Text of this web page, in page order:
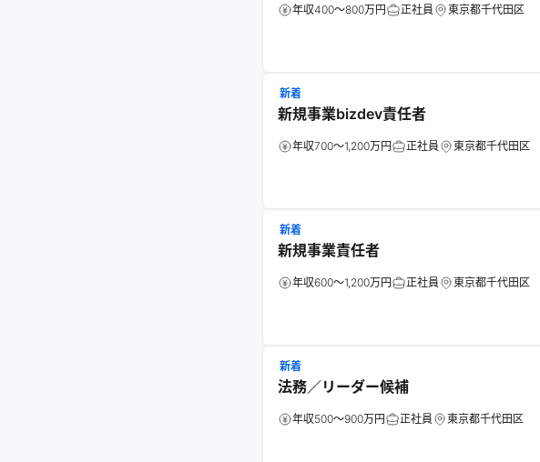
年収400～800万円 正社員 東京都千代田区
新着
新規事業bizdev責任者
年収700～1,200万円 正社員 東京都千代田区
新着
新規事業責任者
年収600～1,200万円 正社員 東京都千代田区
新着
法務／リーダー候補
年収500～900万円 正社員 東京都千代田区